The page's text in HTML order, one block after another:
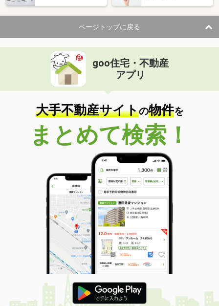
ページトップに戻る
goo住宅・不動産
アプリ
大手不動産サイトの物件を
まとめて検索！